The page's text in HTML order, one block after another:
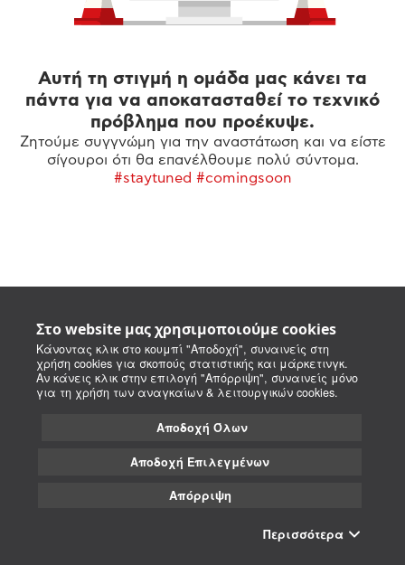
Στο website μας χρησιμοποιούμε cookies
Κάνοντας κλικ στο κουμπί "Αποδοχή", συναινείς στη
χρήση cookies για σκοπούς στατιστικής και μάρκετινγκ.
Αν κάνεις κλικ στην επιλογή "Απόρριψη", συναινείς μόνο
για τη χρήση των αναγκαίων & λειτουργικών cookies.
Αποδοχή Όλων
Αποδοχή Επιλεγμένων
Απόρριψη
Περισσότερα
Αυτή τη στιγμή η ομάδα μας κάνει τα
πάντα για να αποκατασταθεί το τεχνικό
πρόβλημα που προέκυψε.
Ζητούμε συγγνώμη για την αναστάτωση και να είστε
σίγουροι ότι θα επανέλθουμε πολύ σύντομα.
#staytuned #comingsoon